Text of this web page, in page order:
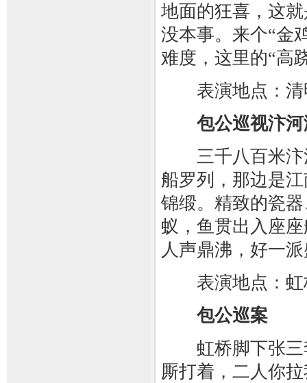
地面的狂喜，这
没本事。来个“金
难度，这里的“高
表演地点：清
包公巡视汴
三千八百米汴
船罗列，那边是
锦缎。精致的瓷
蚁，鱼贯出入座
人声鼎沸，好一
表演地点：虹
包公巡案
虹桥脚下张三
厮打着，二人你